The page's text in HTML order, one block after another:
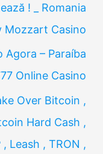
! _ Romania
Mozzart Casino
Agora – Paraíba
Online Casino
Over Bitcoin ,
Hard Cash ,
Leash , TRON ,